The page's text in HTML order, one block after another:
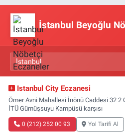
İstanbul Beyoğlu
Istanbul City Eczanesi
Ömer Avni Mahallesi İnönü Caddesi 32
İTÜ Gümüşsuyu Kampüsü karşısı
0 (212) 252 00 93 Yol Tarifi Al